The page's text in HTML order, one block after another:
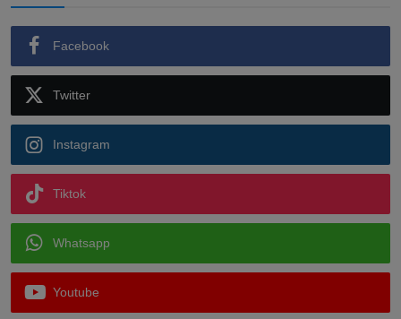
Facebook
Twitter
Instagram
Tiktok
Whatsapp
Youtube